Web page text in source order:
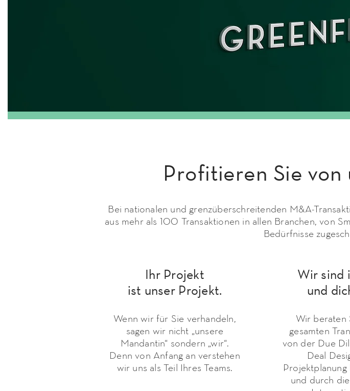
Profitieren Sie
Bei nationalen und grenzüberschreitenden M&A-
aus mehr als 100 Transaktionen in allen Branchen, von
Bedürfnisse
Ihr Projekt
ist unser Projekt.
Wenn wir für Sie verhandeln,
sagen wir nicht „unsere
Mandantin“ sondern „wir“.
Denn von Anfang an verstehen
wir uns als Teil Ihres Teams.
Wir sind
und
Wir beraten
gesamten
von der Due
Deal
und durch